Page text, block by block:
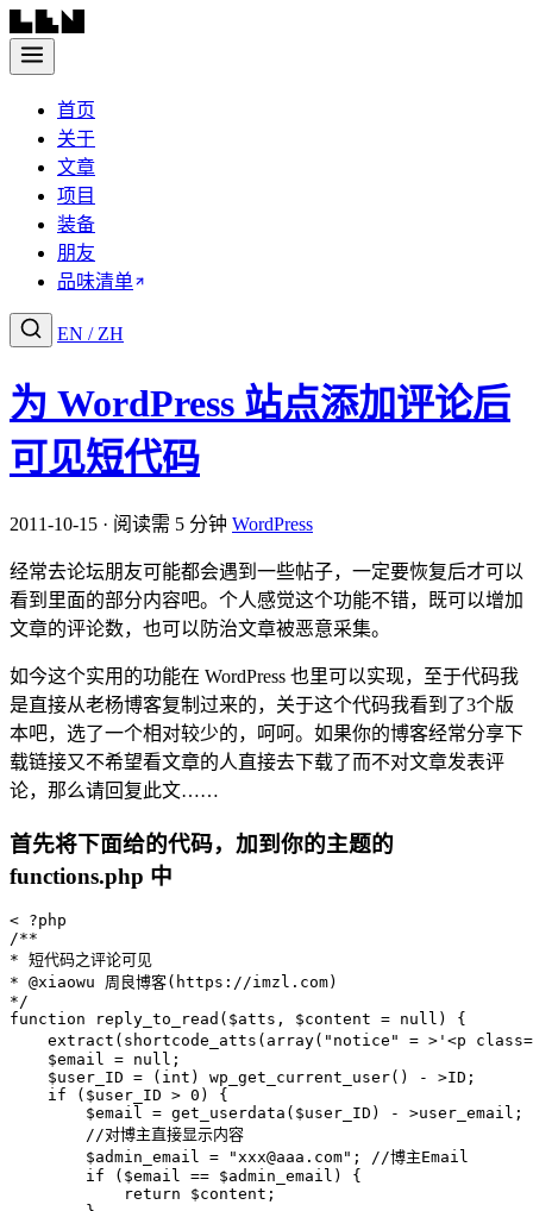
首页
关于
文章
项目
装备
朋友
品味清单
EN / ZH
为 WordPress 站点添加评论后
可见短代码
2011-10-15 · 阅读需 5 分钟 WordPress
经常去论坛朋友可能都会遇到一些帖子，一定要恢复后才可以
看到里面的部分内容吧。个人感觉这个功能不错，既可以增加
文章的评论数，也可以防治文章被恶意采集。
如今这个实用的功能在 WordPress 也里可以实现，至于代码我
是直接从老杨博客复制过来的，关于这个代码我看到了3个版
本吧，选了一个相对较少的，呵呵。如果你的博客经常分享下
载链接又不希望看文章的人直接去下载了而不对文章发表评
论，那么请回复此文……
首先将下面给的代码，加到你的主题的
functions.php 中
/**
* 短代码之评论可见
* @xiaowu 周良博客(https://imzl.com)
*/
function
reply_to_read ( $atts , $content = null ) {
extract ( shortcode_atts ( array( "notice" = > '<p
$email = null ;
$user_ID = ( int ) wp_get_current_user() - >ID;
if ( $user_ID > 0 ) {
$email = get_userdata ( $user_ID ) - >user_email;
//对博主直接显示内容
$admin_email = "xxx@aaa.com" ; //博主Email
if ( $email == $admin_email ) {
return
$content ;